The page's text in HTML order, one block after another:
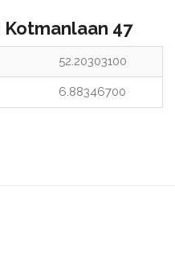
Kotmanlaan 47
52.20303100
6.88346700